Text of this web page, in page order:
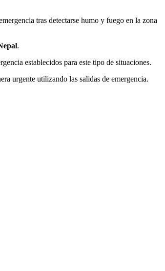
tras detectarse humo y fuego en la zona
.
establecidos para este tipo de situaciones.
urgente utilizando las salidas de emergencia.